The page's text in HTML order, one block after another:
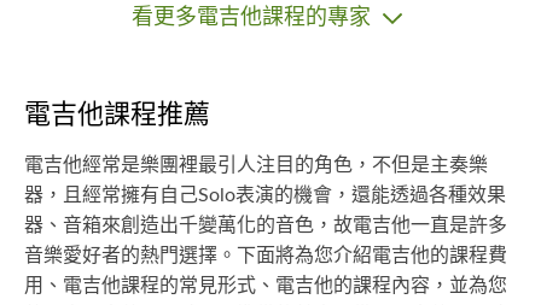
看更多電吉他課程的專家
電吉他課程推薦
電吉他經常是樂團裡最引人注目的角色，不但是主奏樂
器，且經常擁有自己Solo表演的機會，還能透過各種效果
器、音箱來創造出千變萬化的音色，故電吉他一直是許多
音樂愛好者的熱門選擇。下面將為您介紹電吉他的課程費
用、電吉他課程的常見形式、電吉他的課程內容，並為您